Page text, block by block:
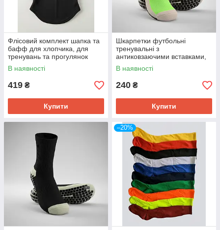
Флісовий комплект шапка та
бафф для хлопчика, для
тренувань та прогулянок
В наявності
419 ₴
Купити
Шкарпетки футбольні
тренувальні з
антиковзаючими вставками,
салатові (є різні кольори)
В наявності
240 ₴
Купити
–20%